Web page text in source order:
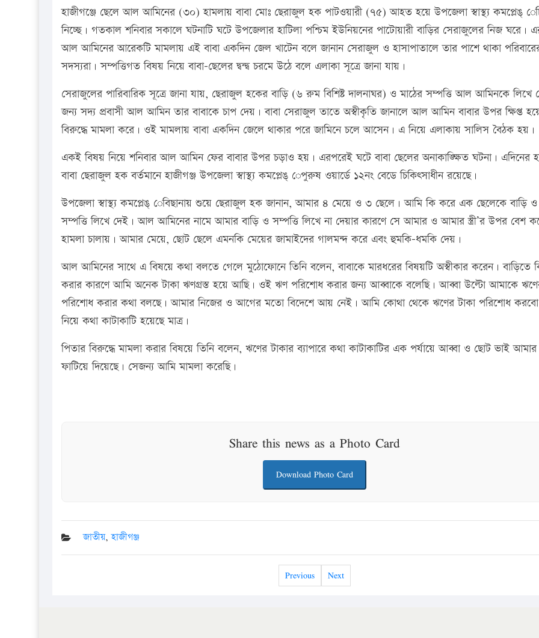
হাজীগঞ্জে ছেলে আল আমিনের (৩০) হামলায় বাবা মোঃ ছেরাজুল হক পাটওয়ারী (৭৫) আহত হয়ে উপজেলা স্বাস্থ্য কমপ্লেঙ্
নিচ্ছে। গতকাল শনিবার সকালে ঘটনাটি ঘটে উপজেলার হাটিলা পশ্চিম ইউনিয়নের পাটোয়ারী বাড়ির সেরাজুলের নিজ ঘরে।
আল আমিনের আরেকটি মামলায় এই বাবা একদিন জেল খাটেন বলে জানান সেরাজুল ও হাসাপাতালে তার পাশে থাকা
সদস্যরা। সম্পত্তিগত বিষয় নিয়ে বাবা-ছেলের দ্বন্দ্ব চরমে উঠে বলে এলাকা সূত্রে জানা যায়।
সেরাজুলের পারিবারিক সূত্রে জানা যায়, ছেরাজুল হকের বাড়ি (৬ রুম বিশিষ্ট দালনাঘর) ও মাঠের সম্পত্তি আল আমিনকে লিখে
জন্য সদ্য প্রবাসী আল আমিন তার বাবাকে চাপ দেয়। বাবা সেরাজুল তাতে অস্বীকৃতি জানালে আল আমিন বাবার উপর ক্ষিপ্ত
বিরুদ্ধে মামলা করে। ওই মামলায় বাবা একদিন জেলে থাকার পরে জামিনে চলে আসেন। এ নিয়ে এলাকায় সালিস বৈঠক হয়।
একই বিষয় নিয়ে শনিবার আল আমিন ফের বাবার উপর চড়াও হয়। এরপরেই ঘটে বাবা ছেলের অনাকাঙ্ক্ষিত ঘটনা। এদিনের
বাবা ছেরাজুল হক বর্তমানে হাজীগঞ্জ উপজেলা স্বাস্থ্য কমপ্লেঙ্ েপুরুষ ওয়ার্ডে ১২নং বেডে চিকিৎসাধীন রয়েছে।
উপজেলা স্বাস্থ্য কমপ্লেঙ্ েবিছানায় শুয়ে ছেরাজুল হক জানান, আমার ৪ মেয়ে ও ৩ ছেলে। আমি কি করে এক ছেলেকে বাড়ি ও
সম্পত্তি লিখে দেই। আল আমিনের নামে আমার বাড়ি ও সম্পত্তি লিখে না দেয়ার কারণে সে আমার ও আমার স্ত্রী’র উপর বেশ
হামলা চালায়। আমার মেয়ে, ছোট ছেলে এমনকি মেয়ের জামাইদের গালমন্দ করে এবং হুমকি-ধমকি দেয়।
আল আমিনের সাথে এ বিষয়ে কথা বলতে গেলে মুঠোফোনে তিনি বলেন, বাবাকে মারধরের বিষয়টি অস্বীকার করেন। বাড়িতে
করার কারণে আমি অনেক টাকা ঋণগ্রস্ত হয়ে আছি। ওই ঋণ পরিশোধ করার জন্য আব্বাকে বলেছি। আব্বা উল্টো আমাকে
পরিশোধ করার কথা বলছে। আমার নিজের ও আগের মতো বিদেশে আয় নেই। আমি কোথা থেকে ঋণের টাকা পরিশোধ
নিয়ে কথা কাটাকাটি হয়েছে মাত্র।
পিতার বিরুদ্ধে মামলা করার বিষয়ে তিনি বলেন, ঋণের টাকার ব্যাপারে কথা কাটাকাটির এক পর্যায়ে আব্বা ও ছোট ভাই আমার
ফাটিয়ে দিয়েছে। সেজন্য আমি মামলা করেছি।
Share this news as a Photo Card
Download Photo Card
জাতীয়,হাজীগঞ্জ
Previous Next